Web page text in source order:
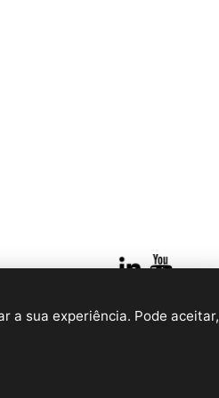
- França
a sua experiência. Pode aceitar,